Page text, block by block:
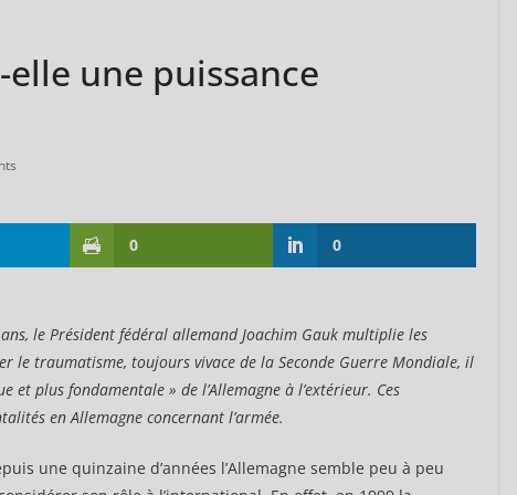
elle une puissance
0 0
le Président fédéral allemand Joachim Gauk multiplie les
le traumatisme, toujours vivace de la Seconde Guerre Mondiale, il
plus fondamentale » de l’Allemagne à l’extérieur. Ces
en Allemagne concernant l’armée.
une quinzaine d’années l’Allemagne semble peu à peu